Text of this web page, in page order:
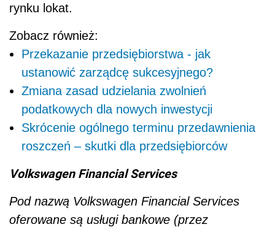
rynku lokat.
Zobacz również:
Przekazanie przedsiębiorstwa - jak
ustanowić zarządcę sukcesyjnego?
Zmiana zasad udzielania zwolnień
podatkowych dla nowych inwestycji
Skrócenie ogólnego terminu przedawnienia
roszczeń – skutki dla przedsiębiorców
Volkswagen Financial Services
Pod nazwą Volkswagen Financial Services
oferowane są usługi bankowe (przez